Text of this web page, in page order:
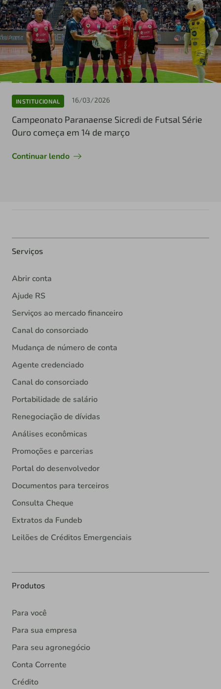
INSTITUCIONAL 16/03/2026
Campeonato Paranaense Sicredi de Futsal Série
Ouro começa em 14 de março
Continuar lendo
Serviços
Abrir conta
Ajude RS
Serviços ao mercado financeiro
Canal do consorciado
Mudança de número de conta
Agente credenciado
Canal do consorciado
Portabilidade de salário
Renegociação de dívidas
Análises econômicas
Promoções e parcerias
Portal do desenvolvedor
Documentos para terceiros
Consulta Cheque
Extratos da Fundeb
Leilões de Créditos Emergenciais
Produtos
Para você
Para sua empresa
Para seu agronegócio
Conta Corrente
Crédito